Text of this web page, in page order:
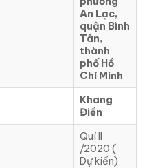
An Lạc,
quận Bình
Tân,
thành
phố Hồ
Chí Minh
Khang
Điền
Quí II
/2020 (
Dự kiến)